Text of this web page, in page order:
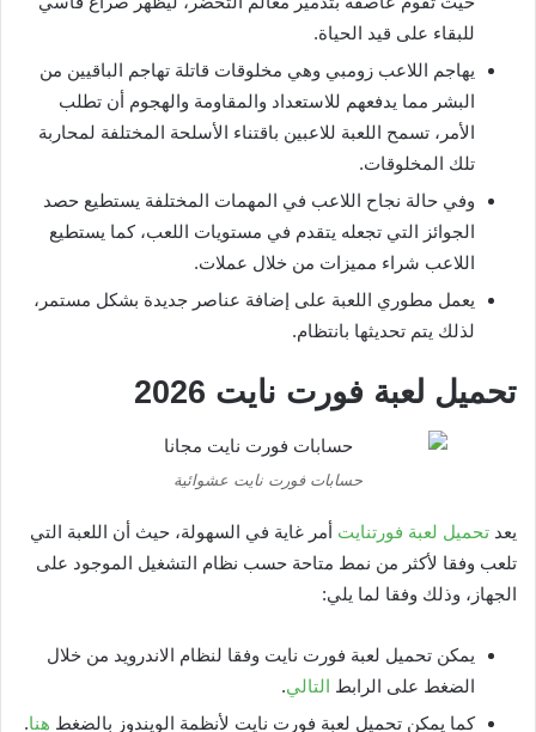
للبقاء على قيد الحياة.
يهاجم اللاعب زومبي وهي مخلوقات قاتلة تهاجم الباقيين من
البشر مما يدفعهم للاستعداد والمقاومة والهجوم أن تطلب
الأمر، تسمح اللعبة للاعبين باقتناء الأسلحة المختلفة لمحاربة
تلك المخلوقات.
وفي حالة نجاح اللاعب في المهمات المختلفة يستطيع حصد
الجوائز التي تجعله يتقدم في مستويات اللعب، كما يستطيع
اللاعب شراء مميزات من خلال عملات.
يعمل مطوري اللعبة على إضافة عناصر جديدة بشكل مستمر،
لذلك يتم تحديثها بانتظام.
تحميل لعبة فورت نايت 2026
حسابات فورت نايت عشوائية
يعد تحميل لعبة فورتنايت أمر غاية في السهولة، حيث أن اللعبة التي
تلعب وفقا لأكثر من نمط متاحة حسب نظام التشغيل الموجود على
الجهاز، وذلك وفقا لما يلي:
يمكن تحميل لعبة فورت نايت وفقا لنظام الاندرويد من خلال
الضغط على الرابط التالي.
كما يمكن تحميل لعبة فورت نايت لأنظمة الويندوز بالضغط هنا.